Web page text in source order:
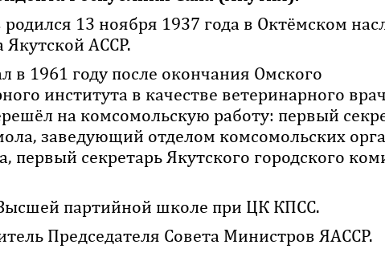
13 ноября 1937 года в Октёмском
Якутской АССР.
в 1961 году после окончания Омского
института в качестве ветеринарного
на комсомольскую работу: первый
заведующий отделом комсомольских
первый секретарь Якутского городского
партийной школе при ЦК КПСС.
Председателя Совета Министров ЯАССР.